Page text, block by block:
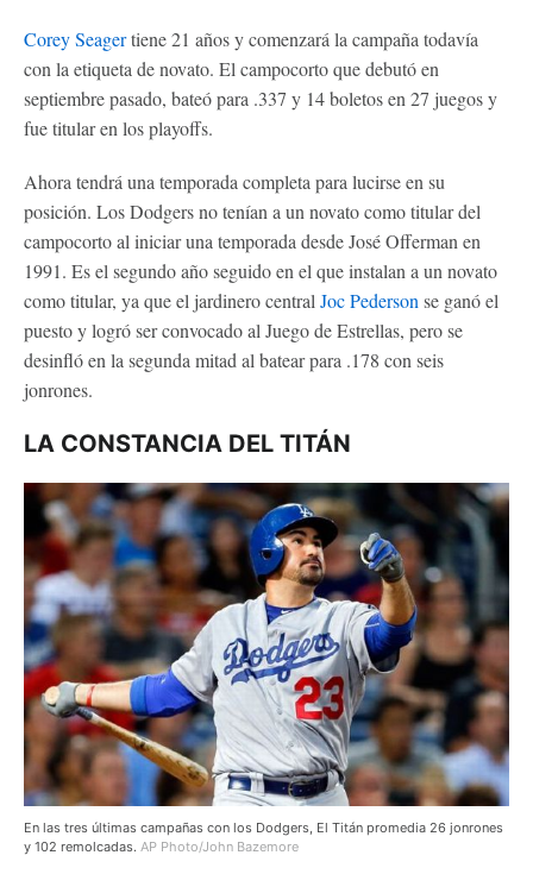
Corey Seagertiene 21 años y comenzará la campaña todavía
con la etiqueta de novato. El campocorto que debutó en
septiembre pasado, bateó para .337 y 14 boletos en 27 juegos y
fue titular en los playoffs.
Ahora tendrá una temporada completa para lucirse en su
posición. Los Dodgers no tenían a un novato como titular del
campocorto al iniciar una temporada desde José Offerman en
1991. Es el segundo año seguido en el que instalan a un novato
como titular, ya que el jardinero central Joc Pederson se ganó el
puesto y logró ser convocado al Juego de Estrellas, pero se
desinfló en la segunda mitad al batear para .178 con seis
jonrones.
LA CONSTANCIA DEL TITÁN
En las tres últimas campañas con los Dodgers, El Titán promedia 26 jonrones
y 102 remolcadas. AP Photo/John Bazemore